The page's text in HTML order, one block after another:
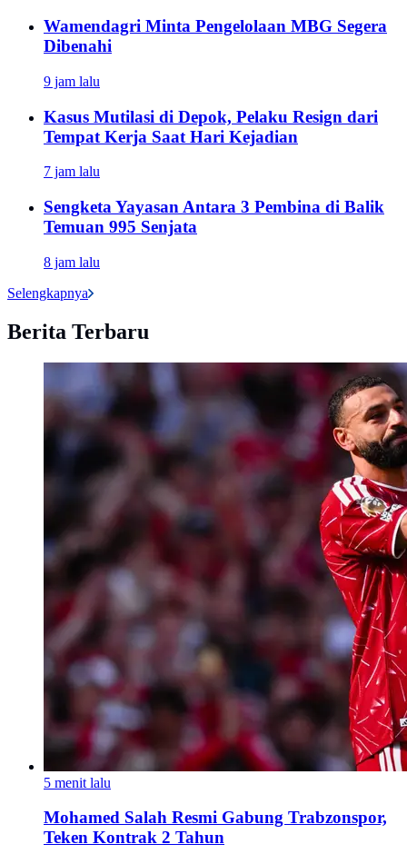
Wamendagri Minta Pengelolaan MBG Segera
Dibenahi
9 jam lalu
Kasus Mutilasi di Depok, Pelaku Resign dari
Tempat Kerja Saat Hari Kejadian
7 jam lalu
Sengketa Yayasan Antara 3 Pembina di Balik
Temuan 995 Senjata
8 jam lalu
Selengkapnya
Berita Terbaru
5 menit lalu
Mohamed Salah Resmi Gabung Trabzonspor,
Teken Kontrak 2 Tahun